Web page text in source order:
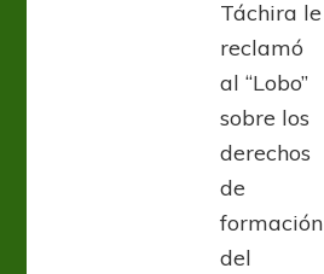
Táchira le
reclamó
al “Lobo”
sobre los
derechos
de
formación
del